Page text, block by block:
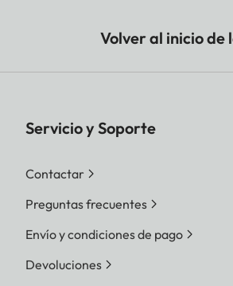
Volver al inicio de
Servicio y Soporte
Contactar
Preguntas frecuentes
Envío y condiciones de pago
Devoluciones